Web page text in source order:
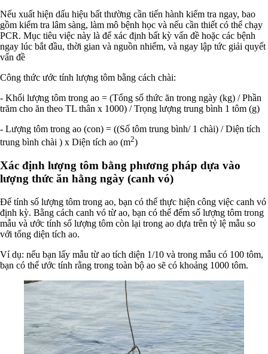
Nếu xuất hiện dấu hiệu bất thường cần tiến hành kiểm tra ngay, bao
gồm kiểm tra lâm sàng, làm mô bệnh học và nếu cần thiết có thể chạy
PCR. Mục tiêu việc này là để xác định bất kỳ vấn đề hoặc các bệnh
ngay lúc bắt đầu, thời gian và nguồn nhiểm, và ngay lập tức giải quyết
vấn đề
Công thức ước tính lượng tôm bằng cách chài:
- Khối lượng tôm trong ao = (Tổng số thức ăn trong ngày (kg) / Phần
trăm cho ăn theo TL thân x 1000) / Trọng lượng trung bình 1 tôm (g)
- Lượng tôm trong ao (con) = ((Số tôm trung bình/ 1 chài) / Diện tích
trung bình chài ) x Diện tích ao (m2)
Xác định lượng tôm bằng phương pháp dựa vào
lượng thức ăn hằng ngày (canh vó)
Để tính số lượng tôm trong ao, bạn có thể thực hiện công việc canh vó
định kỳ. Bằng cách canh vó từ ao, bạn có thể đếm số lượng tôm trong
mẫu và ước tính số lượng tôm còn lại trong ao dựa trên tỷ lệ mẫu so
với tổng diện tích ao.
Ví dụ: nếu bạn lấy mẫu từ ao tích diện 1/10 và trong mẫu có 100 tôm,
bạn có thể ước tính rằng trong toàn bộ ao sẽ có khoảng 1000 tôm.